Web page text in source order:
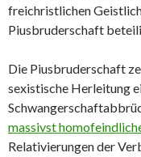
freichristlichen
Piusbruderschaft
Die Piusbruderschaft
sexistische Herleitung
massivst
Relativierungen der